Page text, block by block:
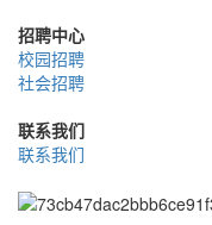
招聘中心
校园招聘
社会招聘
联系我们
联系我们